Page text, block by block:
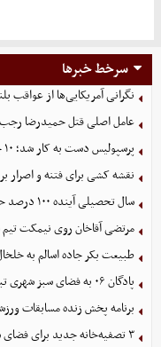
سرخط خبرها
نگرانی آمریکایی‌ها از عواقب
عامل اصلی قتل حمیدرضا
پرسپولیس دست به کار شد؛ ۱۰ چهره جدید در لیست خرید
نقشه کشی برای فتنه و اصرار
سال تحصیلی آینده ۱۰۰ درصد حضوری آغاز می‌شود
مرتضی آقاخان روی نیمکت
طبیعت بکر جاده اسالم به
پادگان ۰۶ به فضای سبز شهری تبدیل می‌شود
برنامه پخش زنده مسابقات ورزشی
۳ تصفیه‌خانه جدید برای فضای سبز تهران در راه است